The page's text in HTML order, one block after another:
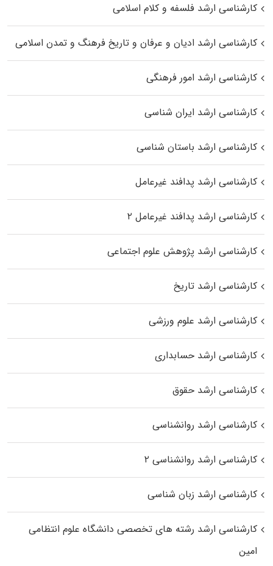
کارشناسی ارشد فلسفه و کلام اسلامی
کارشناسی ارشد ادیان و عرفان و تاریخ فرهنگ و تمدن اسلامی
کارشناسی ارشد امور فرهنگی
کارشناسی ارشد ایران شناسی
کارشناسی ارشد باستان شناسی
کارشناسی ارشد پدافند غیرعامل
کارشناسی ارشد پدافند غیرعامل ۲
کارشناسی ارشد پژوهش علوم اجتماعی
کارشناسی ارشد تاریخ
کارشناسی ارشد علوم ورزشی
کارشناسی ارشد حسابداری
کارشناسی ارشد حقوق
کارشناسی ارشد روانشناسی
کارشناسی ارشد روانشناسی ۲
کارشناسی ارشد زبان شناسی
کارشناسی ارشد رﺷﺘﻪ ﻫﺎی تخصصی داﻧﺸﮕﺎه ﻋﻠﻮم انتظامی
اﻣﻴﻦ